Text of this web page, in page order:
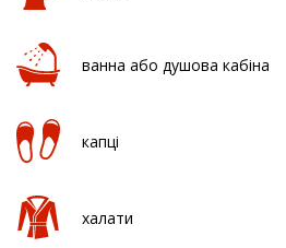
ванна або душова кабіна
капці
халати